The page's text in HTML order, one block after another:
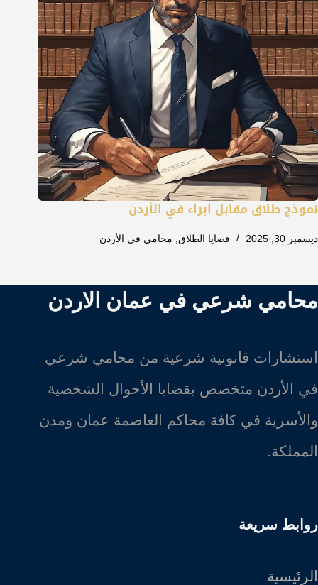
نموذج طلاق مقابل ابراء في الأردن
ديسمبر 30, 2025 قضايا الطلاق محامي في الأردن
محامي شرعي في عمان الاردن
استشارات قانونية شرعية من محامي شرعي
في الأردن متخصص بقضايا الأحوال الشخصية
والأسرية في كافة محاكم العاصمة عمان ومدن
المملكة.
روابط سريعة
الرئيسية